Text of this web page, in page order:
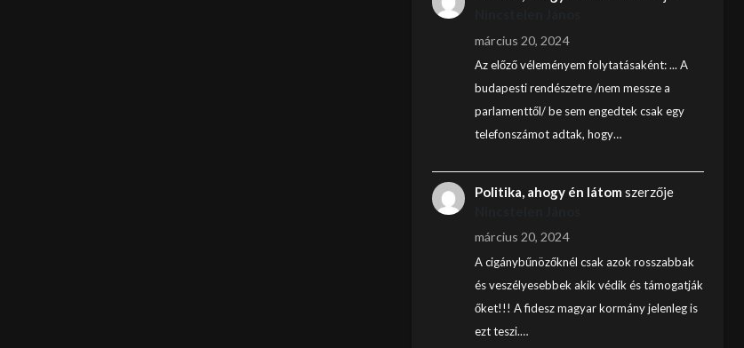
március 20, 2024
Az előző véleményem folytatásaként: ... A
budapesti rendészetre /nem messze a
parlamenttől/ be sem engedtek csak egy
telefonszámot adtak, hogy…
Politika, ahogy én látom szerzője
március 20, 2024
A cigánybűnözőknél csak azok rosszabbak
és veszélyesebbek akik védik és támogatják
őket!!! A fidesz magyar kormány jelenleg is
ezt teszi.…